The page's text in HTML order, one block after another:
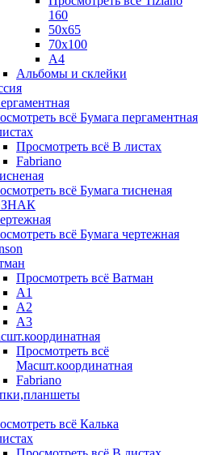
160
50х65
70х100
А4
Альбомы и склейки
всё Бумага пергаментная
Просмотреть всё В листах
Fabriano
всё Бумага тисненая
всё Бумага чертежная
Просмотреть всё Ватман
А1
А2
А3
Просмотреть всё
Масшт.координатная
Fabriano
всё Калька